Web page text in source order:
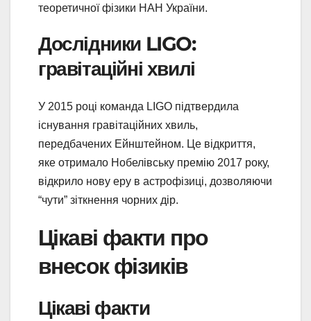
теоретичної фізики НАН України.
Дослідники LIGO:
гравітаційні хвилі
У 2015 році команда LIGO підтвердила
існування гравітаційних хвиль,
передбачених Ейнштейном. Це відкриття,
яке отримало Нобелівську премію 2017 року,
відкрило нову еру в астрофізиці, дозволяючи
“чути” зіткнення чорних дір.
Цікаві факти про
внесок фізиків
Цікаві факти